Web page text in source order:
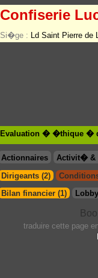
Confiserie
Si�ge : Ld Saint Pierre de
Evaluation � �thique �
Actionnaires
Activit� &
Dirigeants (2)
Bilan financier (1)
traduire cette page